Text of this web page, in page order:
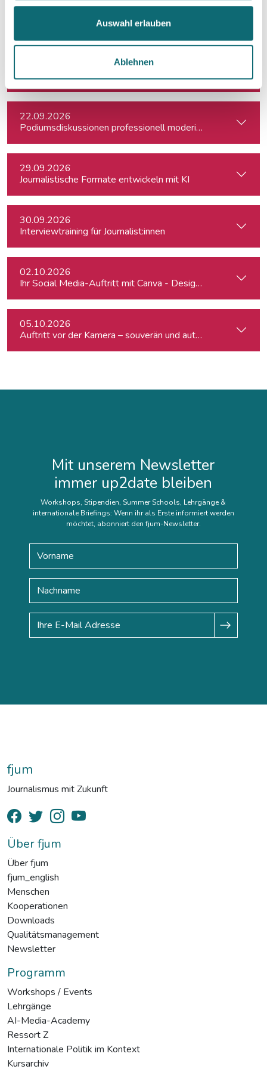
Auswahl erlauben
Ablehnen
Crashkurs Claude - der KI-Assistent für Journalist:innen
Fortbildungsprogramm des Europäischen Parlaments für
22.09.2026
Podiumsdiskussionen professionell moderieren
29.09.2026
Journalistische Formate entwickeln mit KI
30.09.2026
Interviewtraining für Journalist:innen
02.10.2026
Ihr Social Media-Auftritt mit Canva - Designs für Instagram,
05.10.2026
Auftritt vor der Kamera – souverän und authentisch
Mit unserem Newsletter
immer up2date bleiben
Workshops, Stipendien, Summer Schools, Lehrgänge &
internationale Briefings: Wenn ihr als Erste informiert werden
möchtet, abonniert den fjum-Newsletter.
fjum
Journalismus mit Zukunft
Über fjum
Über fjum
fjum_english
Menschen
Kooperationen
Downloads
Qualitätsmanagement
Newsletter
Programm
Workshops / Events
Lehrgänge
AI-Media-Academy
Ressort Z
Internationale Politik im Kontext
Kursarchiv